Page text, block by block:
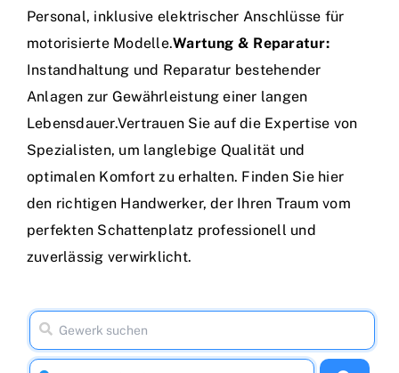
Personal, inklusive elektrischer Anschlüsse für
motorisierte Modelle.Wartung & Reparatur:
Instandhaltung und Reparatur bestehender
Anlagen zur Gewährleistung einer langen
Lebensdauer.Vertrauen Sie auf die Expertise von
Spezialisten, um langlebige Qualität und
optimalen Komfort zu erhalten. Finden Sie hier
den richtigen Handwerker, der Ihren Traum vom
perfekten Schattenplatz professionell und
zuverlässig verwirklicht.